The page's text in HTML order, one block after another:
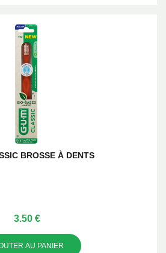
BROSSE À DENTS
3.50 €
AU PANIER